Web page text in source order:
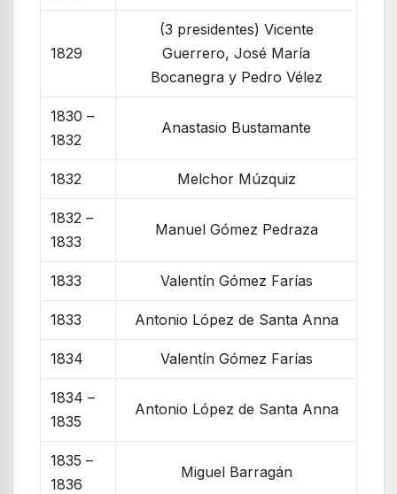
1829
(3 presidentes) Vicente
Guerrero, José María
Bocanegra y Pedro Vélez
1830 –
1832
Anastasio Bustamante
1832 Melchor Múzquiz
1832 –
1833
Manuel Gómez Pedraza
1833 Valentín Gómez Farías
1833 Antonio López de Santa Anna
1834 Valentín Gómez Farías
1834 –
1835
Antonio López de Santa Anna
1835 –
1836
Miguel Barragán